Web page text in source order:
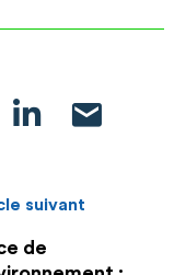
suivant
de